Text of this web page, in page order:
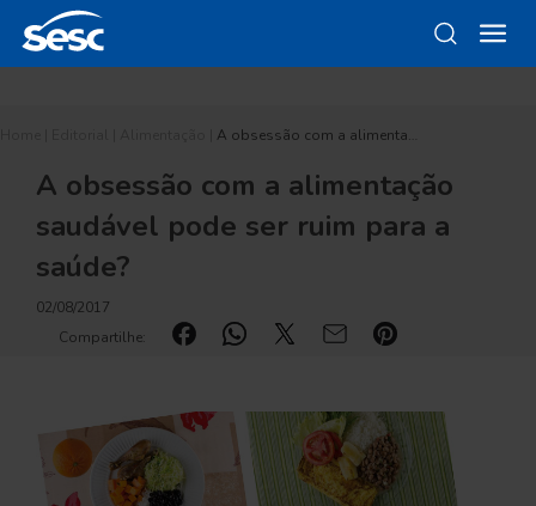
A obsessão com a alimenta…
A obsessão com a alimentação
saudável pode ser ruim para a
saúde?
02/08/2017
Compartilhe: